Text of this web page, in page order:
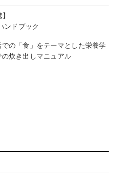
ンドブック
の「食」をテーマとした栄養学
の炊き出しマニュアル